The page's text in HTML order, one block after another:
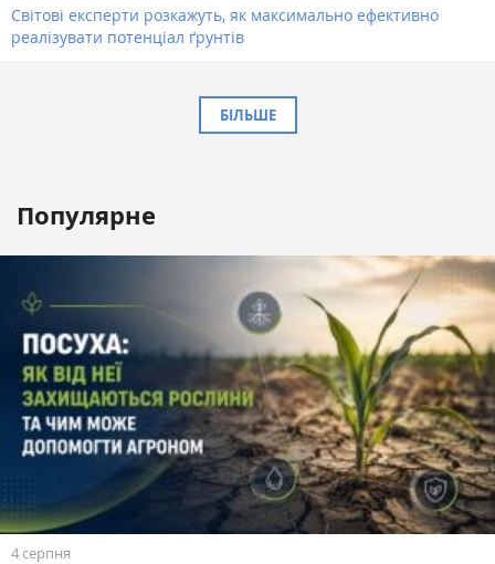
Світові експерти розкажуть, як максимально ефективно
реалізувати потенціал ґрунтів
БІЛЬШЕ
Популярне
4 серпня